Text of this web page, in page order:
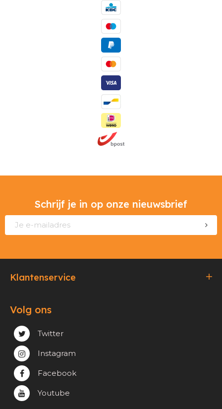
Schrijf je in op onze nieuwsbrief
Klantenservice
Verzending & Afhaling
Privacy & cookie beleid
Volg ons
Twitter
Instagram
Facebook
Youtube